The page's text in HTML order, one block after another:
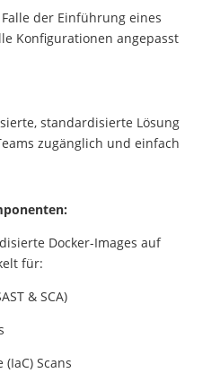
der Einführung eines
Konfigurationen angepasst
standardisierte Lösung
zugänglich und einfach
Docker-Images auf
für:
& SCA)
Scans